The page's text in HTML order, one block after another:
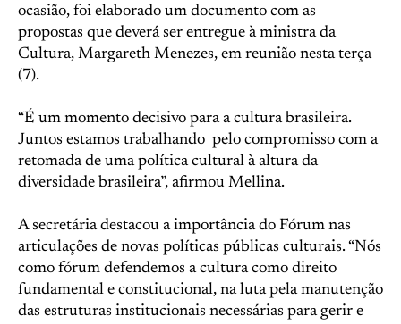
ocasião, foi elaborado um documento com as
propostas que deverá ser entregue à ministra da
Cultura, Margareth Menezes, em reunião nesta terça
(7).
“É um momento decisivo para a cultura brasileira.
Juntos estamos trabalhando pelo compromisso com a
retomada de uma política cultural à altura da
diversidade brasileira”, afirmou Mellina.
A secretária destacou a importância do Fórum nas
articulações de novas políticas públicas culturais. “Nós
como fórum defendemos a cultura como direito
fundamental e constitucional, na luta pela manutenção
das estruturas institucionais necessárias para gerir e